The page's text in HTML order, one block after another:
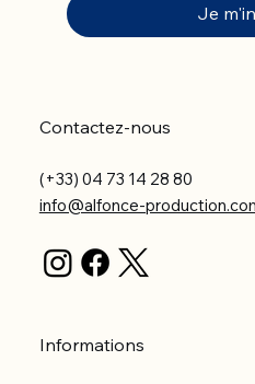
Je
Contactez-nous
(+33) 04 73 14 28 80
info@alfonce-
Informations